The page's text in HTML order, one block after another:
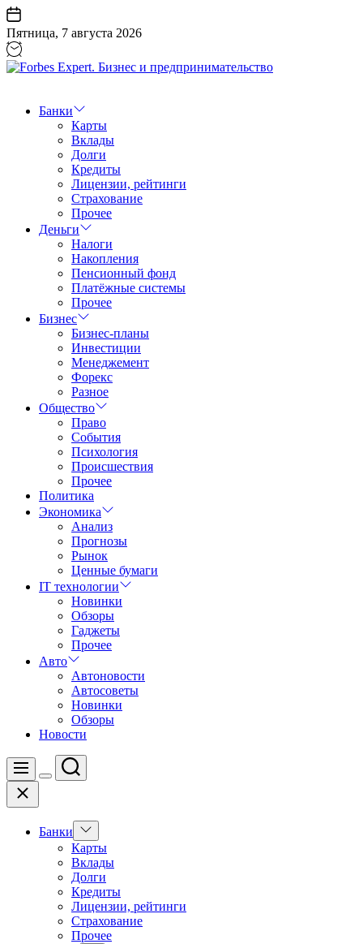
Перейти
к
содержанию
Пятница, 7 августа 2026
Бизнес
предпринимательство
Банки
Карты
Вклады
Долги
Кредиты
Лицензии, рейтинги
Страхование
Прочее
Деньги
Налоги
Накопления
Пенсионный фонд
Платёжные системы
Прочее
Бизнес
Бизнес-планы
Инвестиции
Менеджемент
Форекс
Разное
Общество
Право
События
Психология
Происшествия
Прочее
Политика
Экономика
Анализ
Прогнозы
Рынок
Ценные бумаги
IT технологии
Новинки
Обзоры
Гаджеты
Прочее
Авто
Автоновости
Автосоветы
Новинки
Обзоры
Новости
Меню
Цвет
Поиск
Закрыть
Банки
Показать
подменю
Карты
Вклады
Долги
Кредиты
Лицензии, рейтинги
Страхование
Прочее